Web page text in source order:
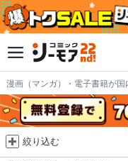
漫画（マンガ）・電子書籍が国
絞り込む